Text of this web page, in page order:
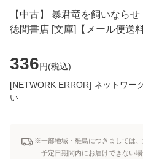
【中古】 暴君竜を飼いなら
徳間書店 [文庫]【メール便送料
336円(税込)
[NETWORK ERROR] ネットワー
い
※一部地域・離島につきましては
予定日期間内にお届けできない